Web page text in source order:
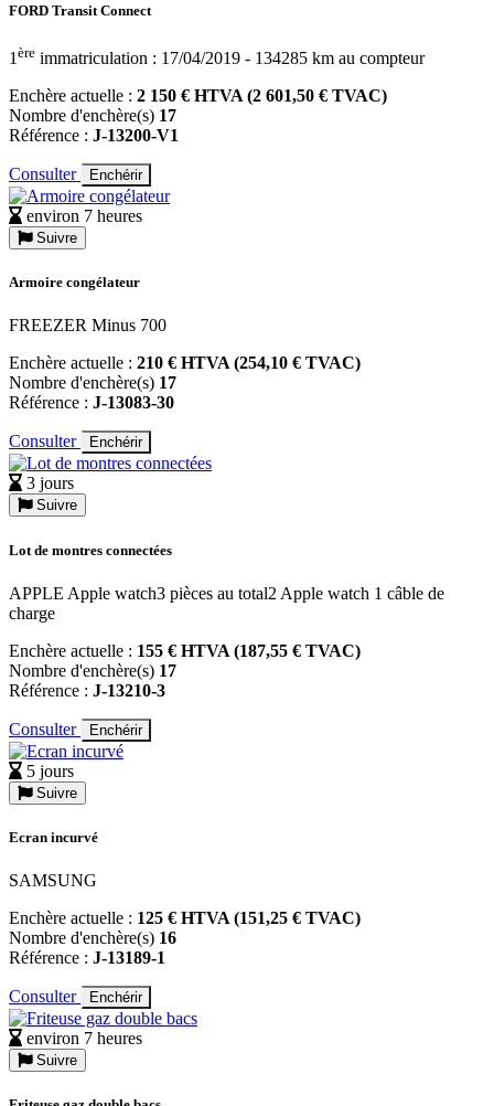
FORD Transit Connect
1 ère immatriculation : 17/04/2019 - 134285 km au compteur
Enchère actuelle : 2 150 € HTVA (2 601,50 € TVAC)
Nombre d'enchère(s) 17
Référence : J-13200-V1
Consulter Enchérir
environ 7 heures
Suivre
Armoire congélateur
FREEZER Minus 700
Enchère actuelle : 210 € HTVA (254,10 € TVAC)
Nombre d'enchère(s) 17
Référence : J-13083-30
Consulter Enchérir
3 jours
Suivre
Lot de montres connectées
APPLE Apple watch3 pièces au total2 Apple watch 1 câble de
charge
Enchère actuelle : 155 € HTVA (187,55 € TVAC)
Nombre d'enchère(s) 17
Référence : J-13210-3
Consulter Enchérir
5 jours
Suivre
Ecran incurvé
SAMSUNG
Enchère actuelle : 125 € HTVA (151,25 € TVAC)
Nombre d'enchère(s) 16
Référence : J-13189-1
Consulter Enchérir
environ 7 heures
Suivre